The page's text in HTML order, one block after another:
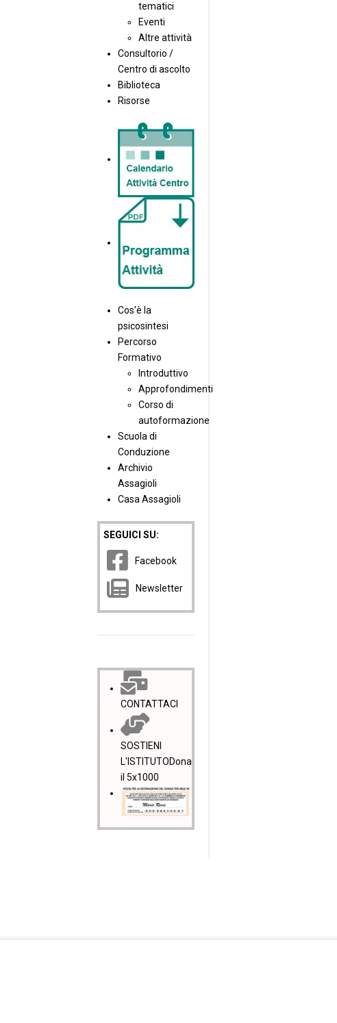
tematici
Eventi
Altre attività
Consultorio /
Centro di ascolto
Biblioteca
Risorse
Cos'è la
psicosintesi
Percorso
Formativo
Introduttivo
Approfondimenti
Corso di
autoformazione
Scuola di
Conduzione
Archivio
Assagioli
Casa Assagioli
SEGUICI SU:
Facebook
Newsletter
CONTATTACI
SOSTIENI
L'ISTITUTODona
il 5x1000